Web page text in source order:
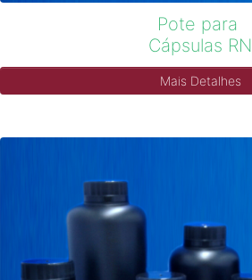
Pote para
Cápsulas RN
Mais Detalhes